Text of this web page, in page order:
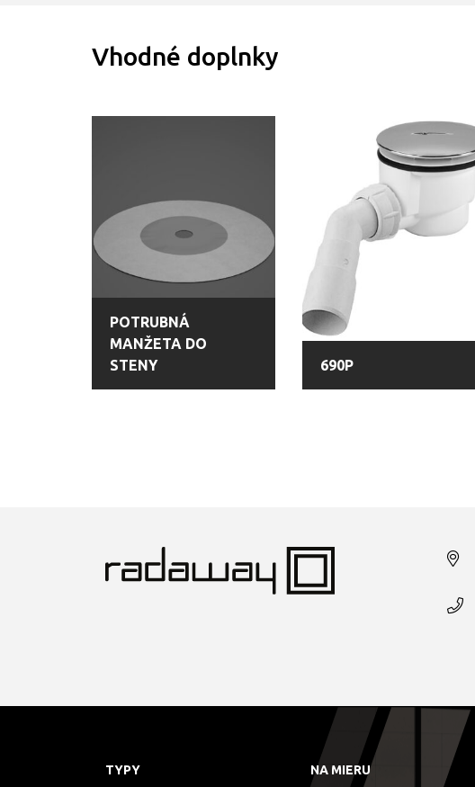
Vhodné doplnky
POTRUBNÁ
MANŽETA DO
STENY
690P
TYPY NA MIERU